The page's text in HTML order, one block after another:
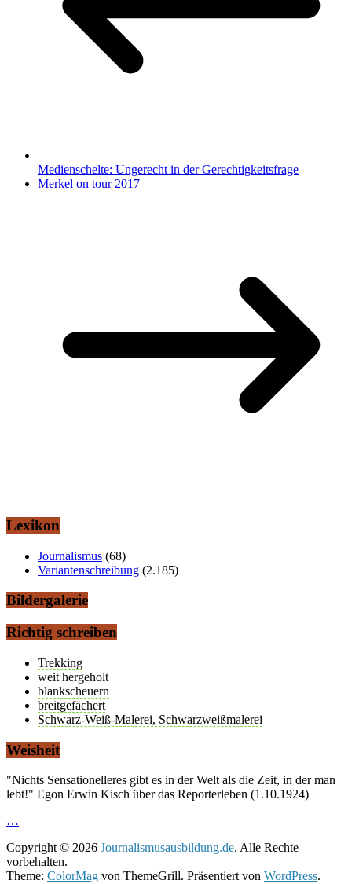
Medienschelte: Ungerecht in der Gerechtigkeitsfrage
Merkel on tour 2017
Lexikon
Journalismus (68)
Variantenschreibung (2.185)
Bildergalerie
Richtig schreiben
Trekking
weit hergeholt
blankscheuern
breitgefächert
Schwarz-Weiß-Malerei, Schwarzweißmalerei
Weisheit
"Nichts Sensationelleres gibt es in der Welt als die Zeit, in der man
lebt!" Egon Erwin Kisch über das Reporterleben (1.10.1924)
…
Copyright © 2026 Journalismusausbildung.de. Alle Rechte
vorbehalten.
Theme: ColorMag von ThemeGrill. Präsentiert von WordPress.